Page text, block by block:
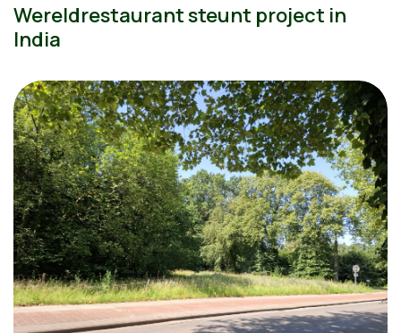
Wereldrestaurant steunt project in
India